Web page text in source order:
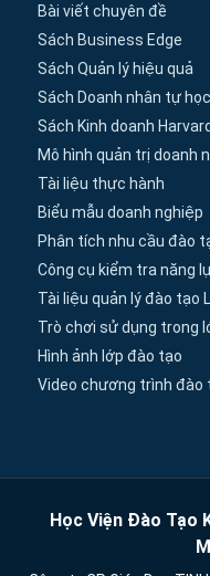
Bài viết chuyên đề
Sách Business Edge
Sách Quản lý hiệu quả
Sách Doanh nhân tự học
Sách Kinh doanh Harvard
Mô hình quản trị doanh
Tài liệu thực hành
Biểu mẫu doanh nghiệp
Phân tích nhu cầu đào
Công cụ kiểm tra năng
Tài liệu quản lý đào tạo
Trò chơi sử dụng trong
Hình ảnh lớp đào tạo
Video chương trình đào
Học Viện Đào Tạo